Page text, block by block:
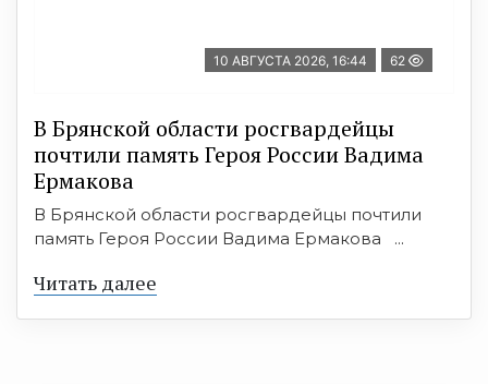
10 АВГУСТА 2026, 16:44 62
В Брянской области росгвардейцы
почтили память Героя России Вадима
Ермакова
В Брянской области росгвардейцы почтили
память Героя России Вадима Ермакова ...
Читать далее